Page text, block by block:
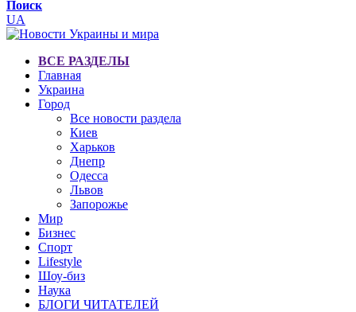
Поиск
UA
ВСЕ РАЗДЕЛЫ
Главная
Украина
Город
Все новости раздела
Киев
Харьков
Днепр
Одесса
Львов
Запорожье
Мир
Бизнес
Спорт
Lifestyle
Шоу-биз
Наука
БЛОГИ ЧИТАТЕЛЕЙ